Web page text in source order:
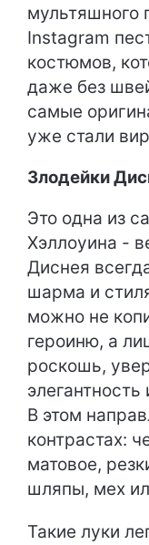
мультяшного
Instagram
костюмов,
даже без
самые
уже стали
Злодейки
Это одна из
Хэллоуина -
Диснея
шарма и
можно не
героиню, а
роскошь,
В этом
контрастах:
матовое,
шляпы, мех
Такие луки